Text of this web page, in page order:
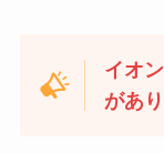
イオ
があ